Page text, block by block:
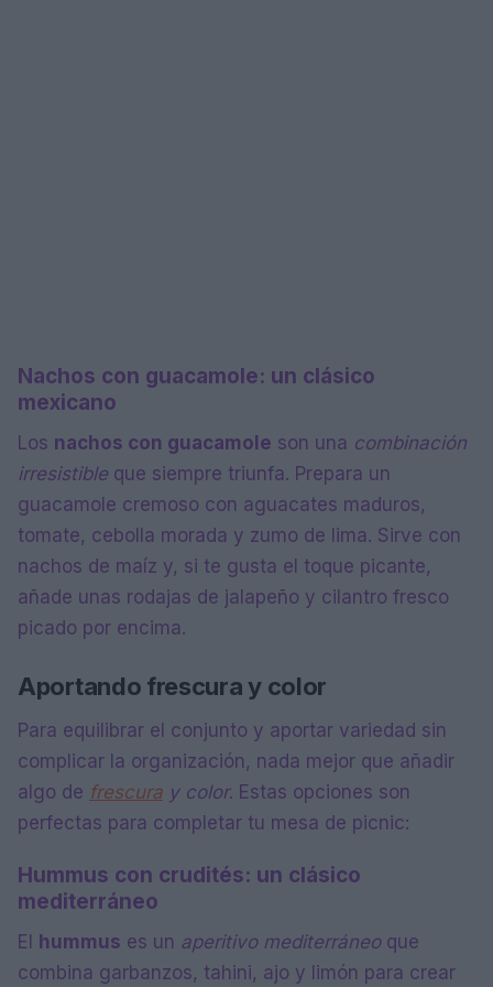
Nachos con guacamole: un clásico
mexicano
Los nachos con guacamole son una combinación
irresistible que siempre triunfa. Prepara un
guacamole cremoso con aguacates maduros,
tomate, cebolla morada y zumo de lima. Sirve con
nachos de maíz y, si te gusta el toque picante,
añade unas rodajas de jalapeño y cilantro fresco
picado por encima.
Aportando frescura y color
Para equilibrar el conjunto y aportar variedad sin
complicar la organización, nada mejor que añadir
algo de frescura y color. Estas opciones son
perfectas para completar tu mesa de picnic:
Hummus con crudités: un clásico
mediterráneo
El hummus es un aperitivo mediterráneoque
combina garbanzos, tahini, ajo y limón para crear